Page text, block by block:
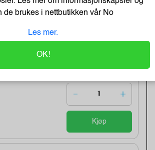
Bestselger!
Varenummer:329900 /
Lagerstatus:59 stk på lager.
Sendes om:0-2 dager
Kjøp
de brukes i nettbutikken vårNo
Les mer.
OK!